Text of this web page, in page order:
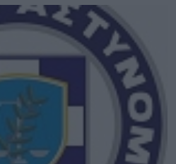
”βαριάς τρομοκρατίας”.
τηλεοπτικού σταθμού
έχουν καταθέσει